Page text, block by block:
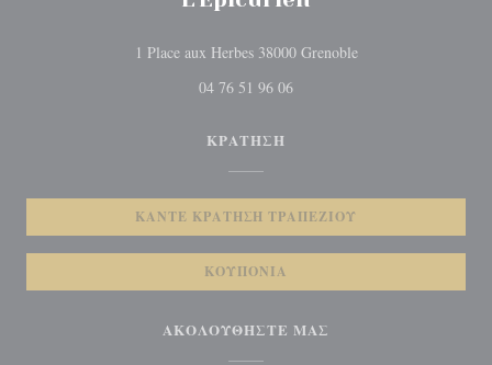
1 Place aux Herbes 38000 Grenoble((ανοίγει σε νέο
04 76 51 96 06
ΚΡΆΤΗΣΗ
ΚΆΝΤΕ ΚΡΆΤΗΣΗ ΤΡΑΠΕΖΙΟΎ
ΚΟΥΠΌΝΙΑ
ΑΚΟΛΟΥΘΉΣΤΕ ΜΑΣ